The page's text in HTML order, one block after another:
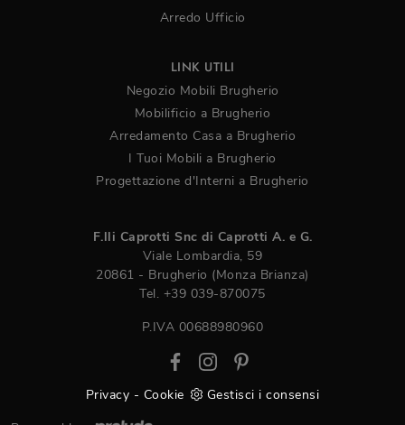
Arredo Ufficio
LINK UTILI
Negozio Mobili Brugherio
Mobilificio a Brugherio
Arredamento Casa a Brugherio
I Tuoi Mobili a Brugherio
Progettazione d'Interni a Brugherio
F.lli Caprotti Snc di Caprotti A. e G.
Viale Lombardia, 59
20861 - Brugherio (Monza Brianza)
Tel. +39 039-870075
P.IVA 00688980960
Privacy - Cookie
Gestisci i consensi